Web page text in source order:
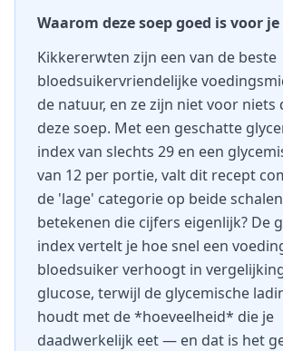
Waarom deze soep goed is voor
Kikkererwten zijn een van de beste
bloedsuikervriendelijke
de natuur, en ze zijn niet voor niets
deze soep. Met een geschatte
index van slechts 29 en een
van 12 per portie, valt dit recept
de 'lage' categorie op beide
betekenen die cijfers eigenlijk? De
index vertelt je hoe snel een
bloedsuiker verhoogt in
glucose, terwijl de glycemische
houdt met de *hoeveelheid* die je
daadwerkelijk eet — en dat is het